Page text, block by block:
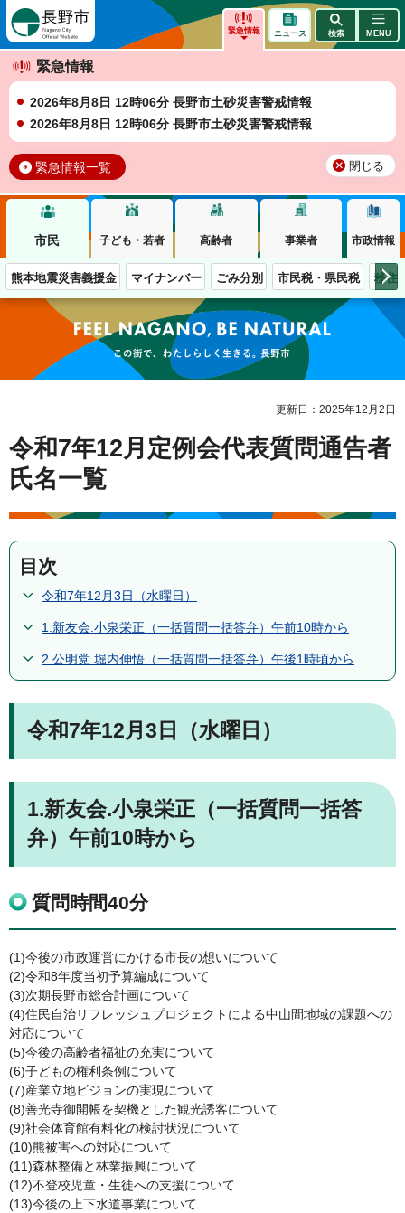
緊急情報
緊急情報
2026年8月8日 12時06分 長野市土砂災害警戒情報
2026年8月8日 12時06分 長野市土砂災害警戒情報
緊急情報一覧 閉じる
ニュース 検索 MENU
市民 子ども・若者 高齢者 事業者 市政情報
熊本地震災害義援金 マイナンバー ごみ分別 市民税・県民税 移住
この街で、わたしらしく生きる。長野市
更新日：2025年12月2日
令和7年12月定例会代表質問通告者
氏名一覧
目次
令和7年12月3日（水曜日）
1.新友会.小泉栄正（一括質問一括答弁）午前10時から
2.公明党.堀内伸悟（一括質問一括答弁）午後1時頃から
令和7年12月3日（水曜日）
1.新友会.小泉栄正（一括質問一括答
弁）午前10時から
質問時間40分
(1)今後の市政運営にかける市長の想いについて
(2)令和8年度当初予算編成について
(3)次期長野市総合計画について
(4)住民自治リフレッシュプロジェクトによる中山間地域の課題への
対応について
(5)今後の高齢者福祉の充実について
(6)子どもの権利条例について
(7)産業立地ビジョンの実現について
(8)善光寺御開帳を契機とした観光誘客について
(9)社会体育館有料化の検討状況について
(10)熊被害への対応について
(11)森林整備と林業振興について
(12)不登校児童・生徒への支援について
(13)今後の上下水道事業について